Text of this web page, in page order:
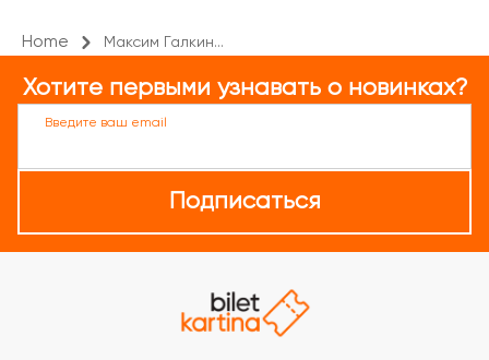
Home Максим Галкин...
Хотите первыми узнавать о новинках?
Введите ваш email
Подписаться